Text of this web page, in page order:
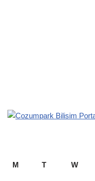
M
T W